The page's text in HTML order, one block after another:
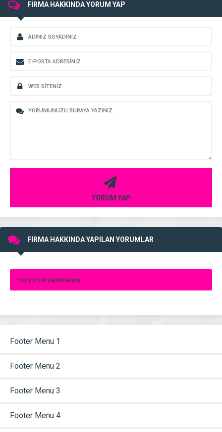
FİRMA HAKKINDA YORUM YAP
YORUM YAP
FİRMA HAKKINDA YAPILAN YORUMLAR
Hiç yorum yapılmamış.
Footer Menu 1
Footer Menu 2
Footer Menu 3
Footer Menu 4